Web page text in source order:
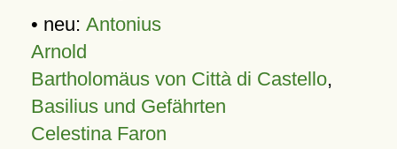
• neu: Antonius
Arnold
Bartholomäus von Città di Castello,
Basilius und Gefährten
Celestina Faron